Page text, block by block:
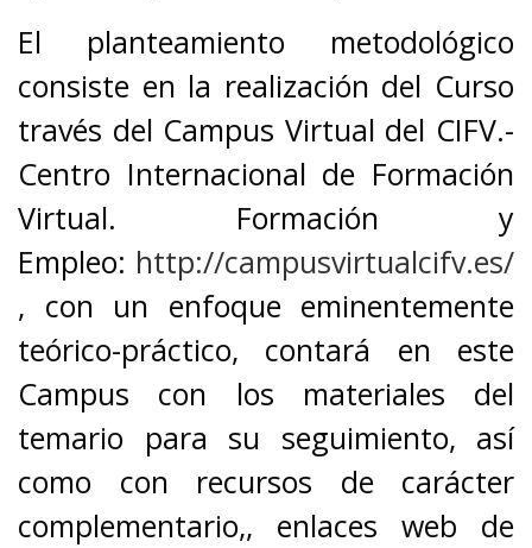
El planteamiento metodológico
consiste en la realización del Curso
través del Campus Virtual del CIFV.-
Centro Internacional de Formación
Virtual. Formación y
Empleo: http://campusvirtualcifv.es/
, con un enfoque eminentemente
teórico-práctico, contará en este
Campus con los materiales del
temario para su seguimiento, así
como con recursos de carácter
complementario,, enlaces web de